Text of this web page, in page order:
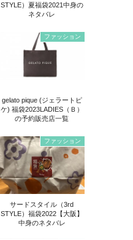
STYLE）夏福袋2021中身の
ネタバレ
ファッション
gelato pique (ジェラートピ
ケ) 福袋2023LADIES（Ｂ）
の予約販売店一覧
ファッション
サードスタイル（3rd
STYLE）福袋2022【大阪】
中身のネタバレ